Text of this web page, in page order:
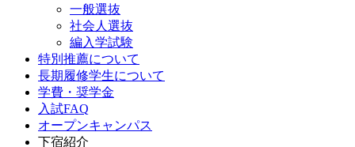
一般選抜
社会人選抜
編入学試験
特別推薦について
長期履修学生について
学費・奨学金
入試FAQ
オープンキャンパス
下宿紹介